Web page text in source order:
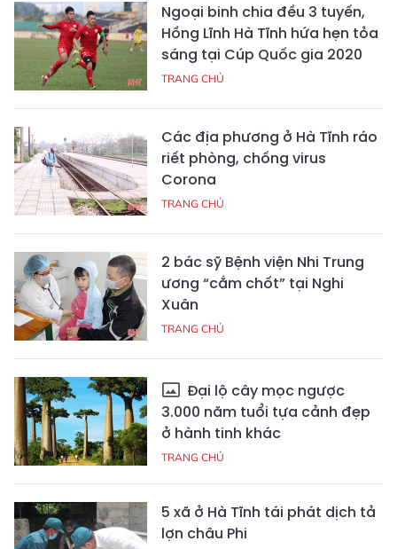
Ngoại binh chia đều 3 tuyến,
Hồng Lĩnh Hà Tĩnh hứa hẹn tỏa
sáng tại Cúp Quốc gia 2020
TRANG CHỦ
Các địa phương ở Hà Tĩnh ráo
riết phòng, chống virus
Corona
TRANG CHỦ
2 bác sỹ Bệnh viện Nhi Trung
ương “cắm chốt” tại Nghi
Xuân
TRANG CHỦ
Đại lộ cây mọc ngược
3.000 năm tuổi tựa cảnh đẹp
ở hành tinh khác
TRANG CHỦ
5 xã ở Hà Tĩnh tái phát dịch tả
lợn châu Phi